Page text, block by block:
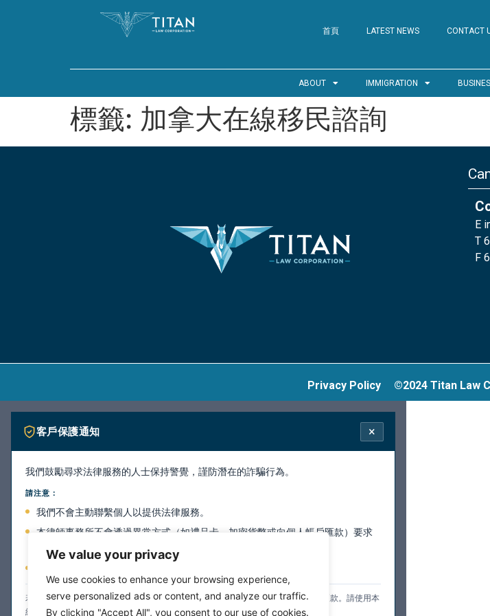
We value your privacy
We use cookies to enhance your browsing experience,
serve personalized ads or content, and analyze our traffic.
By clicking "Accept All", you consent to our use of cookies.
首頁 LATEST NEWS CONTACT
ABOUT IMMIGRATION
標籤: 加拿大在線移民諮詢
E
T
F
Privacy Policy ©2024 Titan Law
客戶保護通知 ×
我們鼓勵尋求法律服務的人士保持警覺，謹防潛在的詐騙行為。
請注意：
我們不會主動聯繫個人以提供法律服務。
本律師事務所不會透過異常方式（如禮品卡、加密貨幣或向個人帳戶匯款）要求
付款。
若您收到任何疑似來自本所的通訊，且對其真實性存有疑慮，請勿提供個人資訊或匯款。請使用本
網站上的聯絡資訊直接與我們聯繫以進行核實。